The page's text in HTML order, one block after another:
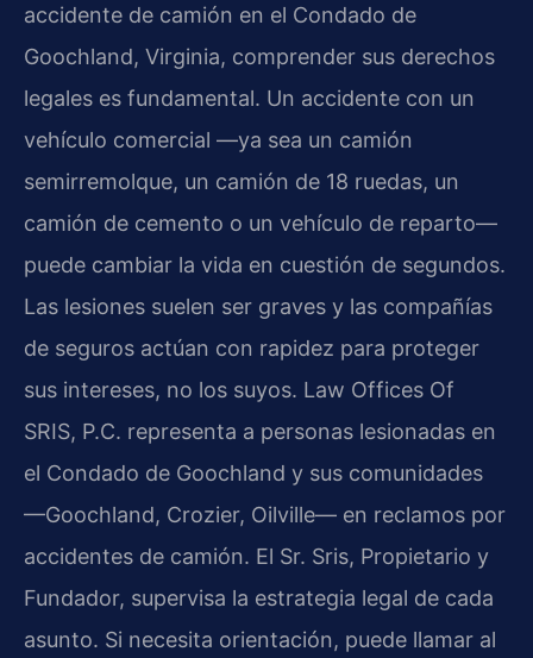
accidente de camión en el Condado de
Goochland, Virginia, comprender sus derechos
legales es fundamental. Un accidente con un
vehículo comercial —ya sea un camión
semirremolque, un camión de 18 ruedas, un
camión de cemento o un vehículo de reparto—
puede cambiar la vida en cuestión de segundos.
Las lesiones suelen ser graves y las compañías
de seguros actúan con rapidez para proteger
sus intereses, no los suyos. Law Offices Of
SRIS, P.C. representa a personas lesionadas en
el Condado de Goochland y sus comunidades
—Goochland, Crozier, Oilville— en reclamos por
accidentes de camión. El Sr. Sris, Propietario y
Fundador, supervisa la estrategia legal de cada
asunto. Si necesita orientación, puede llamar al